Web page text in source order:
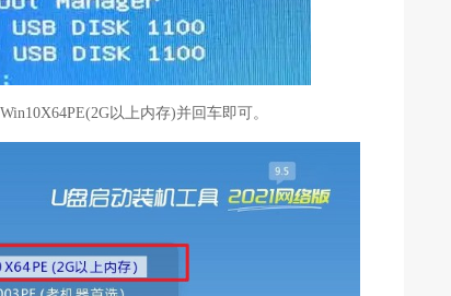
以上内存)并回车即可。